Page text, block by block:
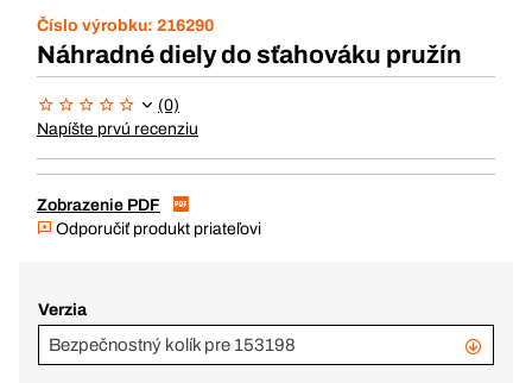
Číslo výrobku: 216290
Náhradné diely do sťahováku pružín
(0)
Napíšte prvú recenziu
Zobrazenie PDF
Odporučiť produkt priateľovi
Verzia
Bezpečnostný kolík pre 153198